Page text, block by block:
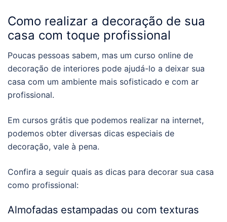
Como realizar a decoração de sua
casa com toque profissional
Poucas pessoas sabem, mas um curso online de
decoração de interiores pode ajudá-lo a deixar sua
casa com um ambiente mais sofisticado e com ar
profissional.
Em cursos grátis que podemos realizar na internet,
podemos obter diversas dicas especiais de
decoração, vale à pena.
Confira a seguir quais as dicas para decorar sua casa
como profissional:
Almofadas estampadas ou com texturas